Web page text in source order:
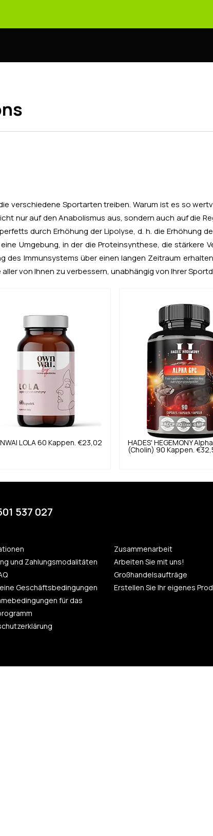
verschiedene Sportarten treiben. Warum ist es so
nur auf den Anabolismus aus, sondern auch auf die
durch Erhöhung der Lipolyse, d. h. die Erhöhung
Umgebung, in der die Proteinsynthese, die stärkere
Immunsystems über einen langen Zeitraum
von Ihnen zu verbessern, unabhängig von Ihrer
LOLA 60 Kappen. €23,02 HADES' HEGEMONY
(Cholin) 90 Kappen.
537 027
und Zahlungsmodalitäten
Geschäftsbedingungen
für das
Zusammenarbeit
Arbeiten Sie mit uns!
Großhandelsaufträge
Erstellen Sie Ihr eigenes